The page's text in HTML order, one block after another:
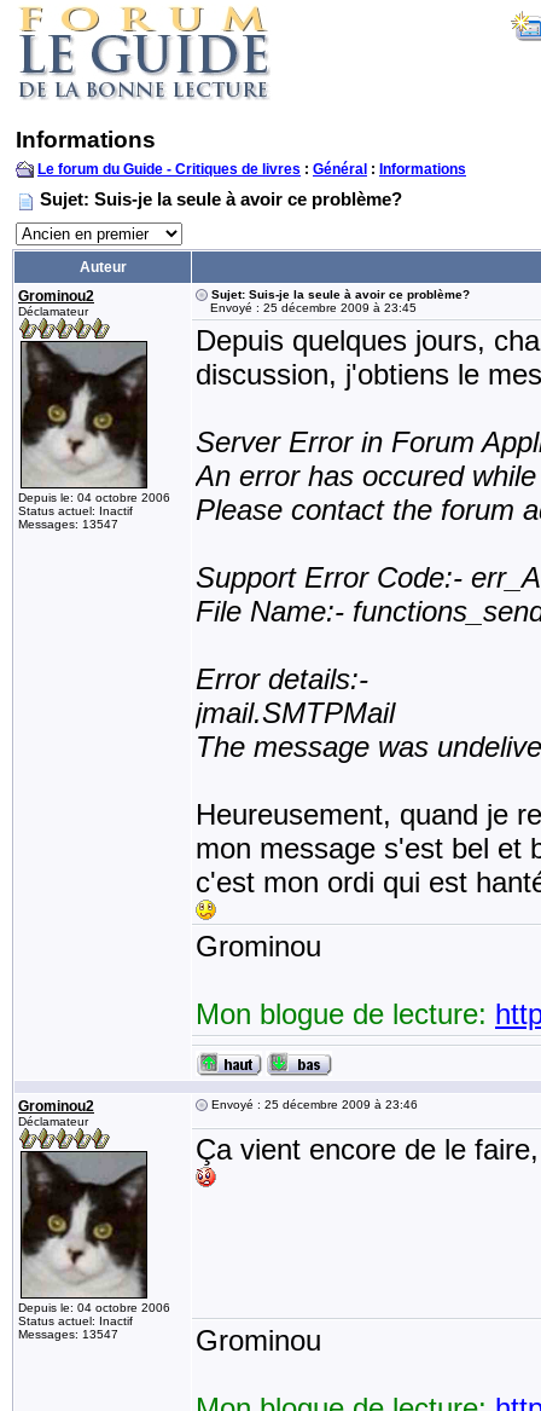
Informations
Le forum du Guide - Critiques de livres : Général : Informations
Sujet: Suis-je la seule à avoir ce problème?
Auteur
Grominou2
Déclamateur
Depuis le: 04 octobre 2006
Status actuel: Inactif
Messages: 13547
Sujet: Suis-je la seule à avoir ce problème?
Envoyé : 25 décembre 2009 à 23:45
Depuis quelques jours,
discussion, j'obtiens le
Server Error in Forum
An error has occured
Please contact the forum
Support Error Code:-
File Name:-
Error details:-
jmail.SMTPMail
The message was
Heureusement, quand je
mon message s'est bel et
c'est mon ordi qui est
Grominou
Mon blogue de lecture:
Grominou2
Déclamateur
Depuis le: 04 octobre 2006
Status actuel: Inactif
Messages: 13547
Envoyé : 25 décembre 2009 à 23:46
Ça vient encore de le
Grominou